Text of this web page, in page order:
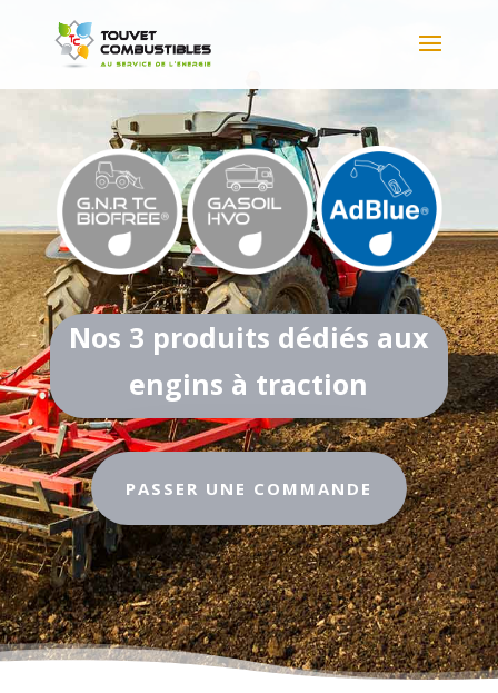
Nos 3 produits dédiés aux
engins à traction
PASSER UNE COMMANDE